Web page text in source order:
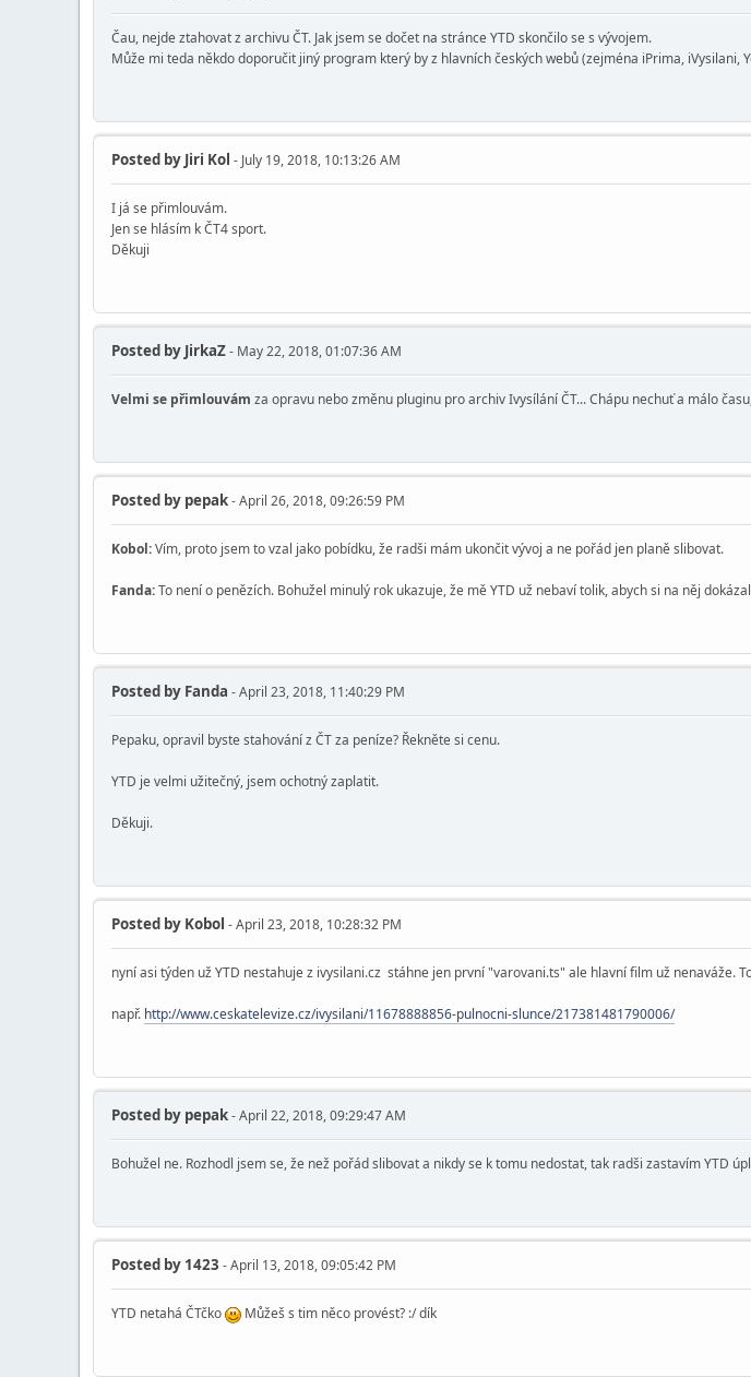
Čau, nejde ztahovat z archivu ČT. Jak jsem se dočet na stránce YTD skončilo se s vývojem.
Může mi teda někdo doporučit jiný program který by z hlavních českých webů (zejména iPrima, iVysilani,
Posted by Jiri Kol - July 19, 2018, 10:13:26 AM
I já se přimlouvám.
Jen se hlásím k ČT4 sport.
Děkuji
Posted by JirkaZ- May 22, 2018, 01:07:36 AM
Velmi se přimlouvám za opravu nebo změnu pluginu pro archiv Ivysílání ČT... Chápu nechuť a málo
Posted by pepak- April 26, 2018, 09:26:59 PM
Kobol:Vím, proto jsem to vzal jako pobídku, že radši mám ukončit vývoj a ne pořád jen planě slibovat.
Fanda:To není o penězích. Bohužel minulý rok ukazuje, že mě YTD už nebaví tolik, abych si na něj
Posted by Fanda - April 23, 2018, 11:40:29 PM
Pepaku, opravil byste stahování z ČT za peníze? Řekněte si cenu.
YTD je velmi užitečný, jsem ochotný zaplatit.
Děkuji.
Posted by Kobol - April 23, 2018, 10:28:32 PM
nyní asi týden už YTD nestahuje z ivysilani.cz stáhne jen první "varovani.ts" ale hlavní film už nenaváže.
např. http://www.ceskatelevize.cz/ivysilani/11678888856-pulnocni-slunce/217381481790006/
Posted by pepak- April 22, 2018, 09:29:47 AM
Bohužel ne. Rozhodl jsem se, že než pořád slibovat a nikdy se k tomu nedostat, tak radši zastavím YTD
Posted by 1423 - April 13, 2018, 09:05:42 PM
YTD netahá ČTčko Můžeš s tim něco provést? :/ dík